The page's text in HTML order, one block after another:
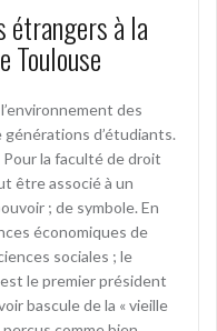
étrangers à la
Toulouse
des
d’étudiants.
Pour la faculté de droit
être associé à un
; de symbole. En
économiques de
sociales ; le
le premier président
bascule de la « vieille